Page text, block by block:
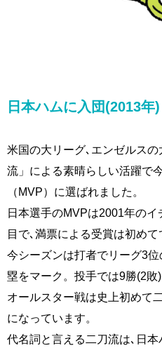
日本ハムに入団(2013年)
米国の大リーグ､エンゼルス
流」による素晴らしい活躍で
（MVP）に選ばれました。
日本選手のMVPは2001年の
目で､満票による受賞は初めて
今シーズンは打者でリーグ3
塁をマーク。投手では9勝(2敗)
オールスター戦は史上初めて
になっています。
代名詞と言える二刀流は､日